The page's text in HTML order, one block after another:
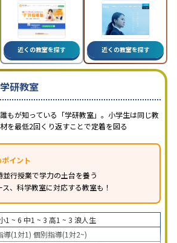
近くの教室を探す 近くの教室を探す
学研教室
誰もが知っている「学研教室」。小学生は同じ教
材を最低2回くり返すことで定着を図る
イント
行授業で学力の土台を養う
、科学教室に対応する教室も！
1 ~ 6 中1 ~ 3 高1 ~ 3 浪人生
導(1対1) 個別指導(1対2~)